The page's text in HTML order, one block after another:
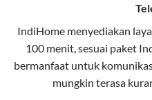
elektromagnetik,
Latensi Rendah
Cocok untuk aktivitas
IndiHome menyediakan
100 menit, sesuai paket
bermanfaat untuk
mungkin terasa